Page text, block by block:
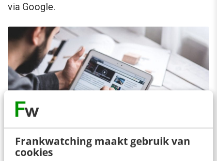
Frankwatching maakt gebruik van
cookies
via Google.